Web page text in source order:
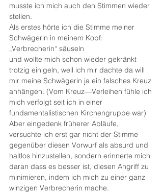
musste ich mich auch den Stimmen wieder
stellen.
Als erstes hörte ich die Stimme meiner
Schwägerin in meinem Kopf:
„Verbrecherin“ säuseln
und wollte mich schon wieder gekränkt
trotzig einigeln, weil ich mir dachte da will
mir meine Schwägerin ja ein falsches Kreuz
anhängen. (Vom Kreuz—Verleihen fühle ich
mich verfolgt seit ich in einer
fundamentalistischen Kirchengruppe war)
Aber eingedenk früherer Abläufe,
versuchte ich erst gar nicht der Stimme
gegenüber diesen Vorwurf als absurd und
haltlos hinzustellen, sondern erinnerte mich
daran dass es besser ist, diesen Angriff zu
minimieren, indem ich mich zu einer ganz
winzigen Verbrecherin mache.